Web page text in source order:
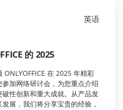
英语
的 2025
在 2025 年精彩
加网络研讨会，为您重点介绍
性创新和重大成就。从产品发
展，我们将分享宝贵的经验，